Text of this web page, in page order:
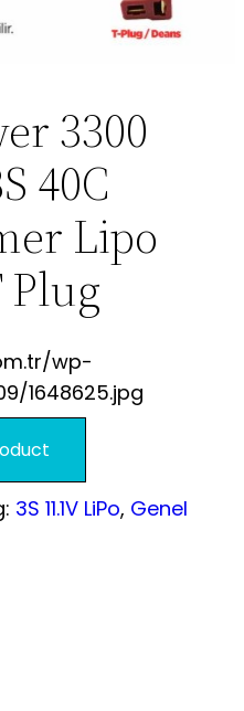
3300
40C
Lipo
Plug
wp-
1648625.jpg
3S 11.1V LiPo, Genel